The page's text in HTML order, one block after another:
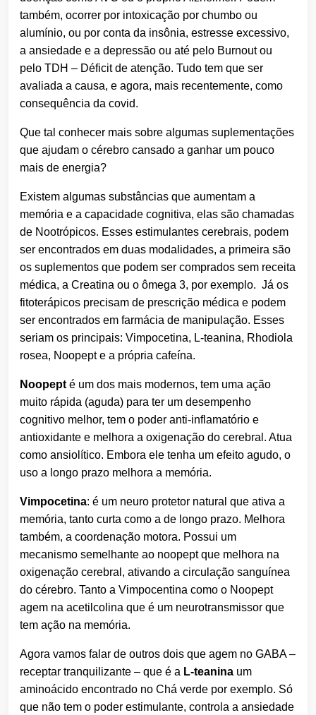
também, ocorrer por intoxicação por chumbo ou
alumínio, ou por conta da insônia, estresse excessivo,
a ansiedade e a depressão ou até pelo Burnout ou
pelo TDH – Déficit de atenção. Tudo tem que ser
avaliada a causa, e agora, mais recentemente, como
consequência da covid.
Que tal conhecer mais sobre algumas suplementações
que ajudam o cérebro cansado a ganhar um pouco
mais de energia?
Existem algumas substâncias que aumentam a
memória e a capacidade cognitiva, elas são chamadas
de Nootrópicos. Esses estimulantes cerebrais, podem
ser encontrados em duas modalidades, a primeira são
os suplementos que podem ser comprados sem receita
médica, a Creatina ou o ômega 3, por exemplo. Já os
fitoterápicos precisam de prescrição médica e podem
ser encontrados em farmácia de manipulação. Esses
seriam os principais: Vimpocetina, L-teanina, Rhodiola
rosea, Noopepte a própria cafeína.
Noopepté um dos mais modernos, tem uma ação
muito rápida (aguda) para ter um desempenho
cognitivo melhor, tem o poder anti-inflamatório e
antioxidante e melhora a oxigenação do cerebral. Atua
como ansiolítico. Embora ele tenha um efeito agudo, o
uso a longo prazo melhora a memória.
Vimpocetina: é um neuro protetor natural que ativa a
memória, tanto curta como a de longo prazo. Melhora
também, a coordenação motora. Possui um
mecanismo semelhante ao noopept que melhora na
oxigenação cerebral, ativando a circulação sanguínea
do cérebro. Tanto a Vimpocentina como o Noopept
agem na acetilcolina que é um neurotransmissor que
tem ação na memória.
Agora vamos falar de outros dois que agem no GABA –
receptar tranquilizante – que é a L-teanina um
aminoácido encontrado no Chá verde por exemplo. Só
que não tem o poder estimulante, controla a ansiedade